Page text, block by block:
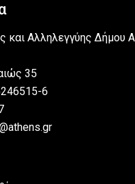
και Αλληλεγγύης Δήμου
35
6